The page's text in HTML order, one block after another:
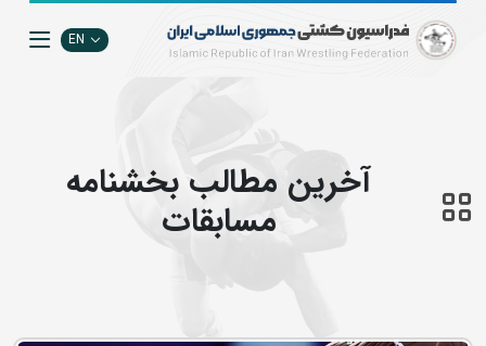
EN
آخرین مطالب بخشنامه
مسابقات